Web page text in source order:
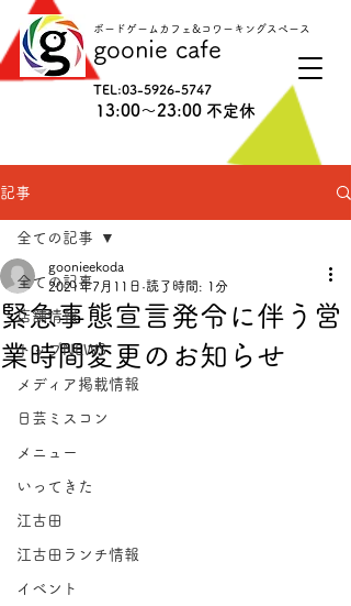
ボードゲームカフェ&コワーキングスペース
goonie cafe
TEL:03-5926-5747
13:00〜23:00 不定休
記事
全ての記事
店舗情報
トップNEWS
メディア掲載情報
日芸ミスコン
メニュー
いってきた
江古田
江古田ランチ情報
イベント
全ての記事
緊急事態宣言発令に伴う営
業時間変更のお知らせ
goonieekoda
2021年7月11日 読了時間: 1分